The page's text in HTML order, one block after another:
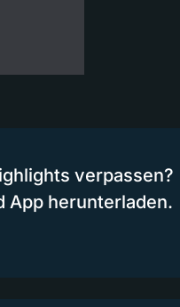
verpassen?
App herunterladen.